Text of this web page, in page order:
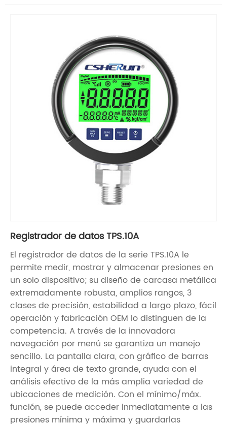
Registrador de datos TPS.10A
El registrador de datos de la serie TPS.10A le
permite medir, mostrar y almacenar presiones en
un solo dispositivo; su diseño de carcasa metálica
extremadamente robusta, amplios rangos, 3
clases de precisión, estabilidad a largo plazo, fácil
operación y fabricación OEM lo distinguen de la
competencia. A través de la innovadora
navegación por menú se garantiza un manejo
sencillo. La pantalla clara, con gráfico de barras
integral y área de texto grande, ayuda con el
análisis efectivo de la más amplia variedad de
ubicaciones de medición. Con el mínimo/máx.
función, se puede acceder inmediatamente a las
presiones mínima y máxima y guardarlas